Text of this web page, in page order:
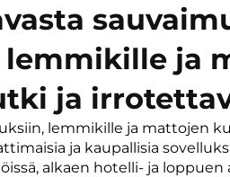
ja
ja
lemmikille ja mattojen
ja kaupallisia
alkaen hotelli- ja